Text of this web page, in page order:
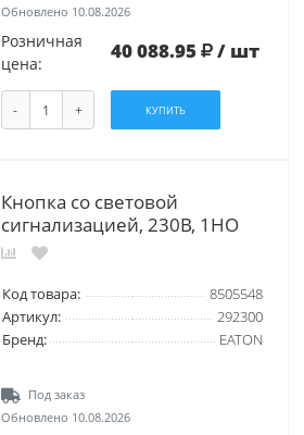
Обновлено 10.08.2026
Розничная
цена:
40 088.95 / шт
- + КУПИТЬ
Кнопка со световой
сигнализацией, 230В, 1НО
Код товара:
8505548
Артикул:
292300
Бренд:
EATON
Под заказ
Обновлено 10.08.2026